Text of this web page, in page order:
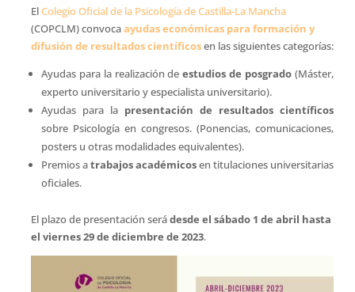
ElColegio Oficial de la Psicología de Castilla-La Mancha
(COPCLM) convocaayudas económicas para formación y
difusión de resultados científicosen las siguientes categorías:
Ayudas para la realización de estudios de posgrado (Máster,
experto universitario y especialista universitario).
Ayudas para la presentación de resultados científicos
sobre Psicología en congresos. (Ponencias, comunicaciones,
posters u otras modalidades equivalentes).
Premios atrabajos académicosen titulaciones universitarias
oficiales.
El plazo de presentación serádesde el sábado 1 de abril hasta
el viernes 29 de diciembre de 2023.